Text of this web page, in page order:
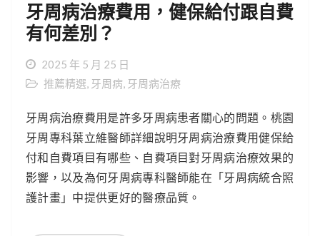
牙周病治療費用，健保給付跟自費
有何差別？
2025 年 5 月 25 日
推薦精選, 牙周病, 牙周病治療
牙周病治療費用是許多牙周病患者關心的問題。桃園
牙周專科葉立維醫師詳細說明牙周病治療費用健保給
付和自費項目有哪些、自費項目對牙周病治療效果的
影響，以及為何牙周病專科醫師能在「牙周病統合照
護計畫」中提供更好的醫療品質。